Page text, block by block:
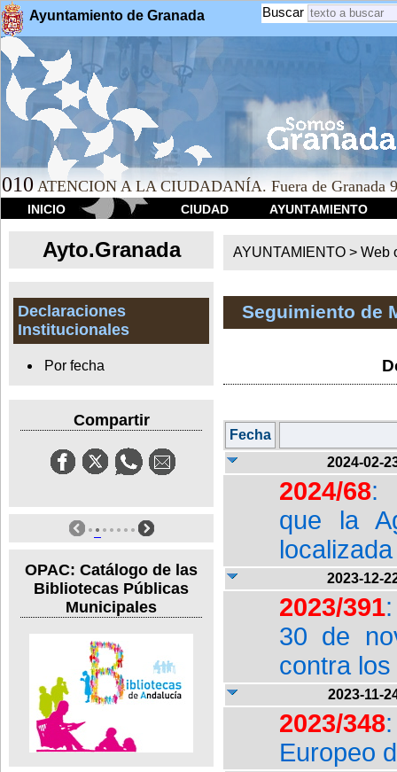
Ayuntamiento de Granada Buscar
010 ATENCION A LA CIUDADANÍA. Fuera de Granada
INICIO CIUDAD AYUNTAMIENTO
Ayto.Granada
Declaraciones
Institucionales
Por fecha
Compartir
OPAC: Catálogo de las
Bibliotecas Públicas
Municipales
AYUNTAMIENTO > Web
Seguimiento de
Fecha
2024-02-
2024/68:
que la
2023-12-
2023/391
30 de
contra
2023-11-
2023/348
Europeo